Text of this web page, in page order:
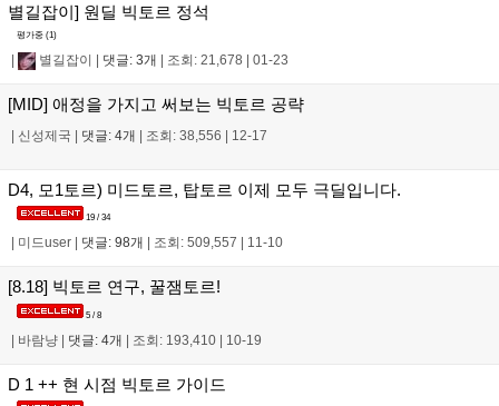
별길잡이] 원딜 빅토르 정석
평가중 (1)
| 별길잡이 | 댓글: 3개 | 조회: 21,678 | 01-23
[MID] 애정을 가지고 써보는 빅토르 공략
| 신성제국 | 댓글: 4개 | 조회: 38,556 | 12-17
D4, 모1토르) 미드토르, 탑토르 이제 모두 극딜입니다.
19 / 34
미드user 댓글: 98개 조회: 509,557 11-10
[8.18] 빅토르 연구, 꿀잼토르!
5 / 8
| 바람냥 | 댓글: 4개 | 조회: 193,410 | 10-19
D 1 ++ 현 시점 빅토르 가이드